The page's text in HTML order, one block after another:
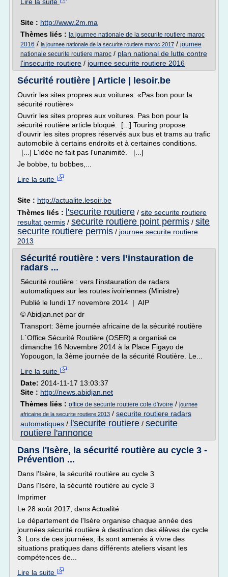
Site : http://www.2m.ma
Thèmes liés : la journee nationale de la securite routiere maroc
2016 / la journee nationale de la securite routiere maroc 2017 / journee
nationale securite routiere maroc / plan national de lutte contre
l'insecurite routiere / journee securite routiere 2016
Sécurité routière | Article | lesoir.be
Ouvrir les sites propres aux voitures: «Pas bon pour la
sécurité routière»
Ouvrir les sites propres aux voitures. Pas bon pour la
sécurité routière article bloqué. [...] Touring propose
d'ouvrir les sites propres réservés aux bus et trams au trafic
automobile à certains endroits et à certaines conditions.
[...] L'idée ne fait pas l'unanimité. [...]
Je bobbe, tu bobbes,...
Lire la suite
Site : http://actualite.lesoir.be
Thèmes liés :
l'securite routiere / site securite routiere
resultat permis / securite routiere point permis / site
securite routiere permis / journee securite routiere
2013
Sécurité routière : vers l’instauration de
radars ...
Sécurité routière : vers l'instauration de radars
automatiques sur les routes ivoiriennes (Ministre)
Publié le lundi 17 novembre 2014 | AIP
© Abidjan.net par dr
Transport: 3ème journée africaine de la sécurité routière
L`Office Sécurité Routière (OSER) a organisé ce
dimanche 16 Novembre 2014 à la Place Figayo de
Yopougon, la 3ème journée de la sécurité Routière. Le...
Lire la suite
Date: 2014-11-17 13:03:37
Site : http://news.abidjan.net
Thèmes liés : office de securite routiere cote d'ivoire / journee
africaine de la securite routiere 2013 / securite routiere radars
automatiques / l'securite routiere / securite
routiere l'annonce
Dans l'Isère, la sécurité routière au cycle 3 -
Prévention ...
Dans l'Isère, la sécurité routière au cycle 3
Dans l'Isère, la sécurité routière au cycle 3
Imprimer
Le 28 août 2017, dans Actualité
Le département de l'Isère organise chaque année des
journées sécurité routière à destination des élèves de cycle
3. Lors de ces journées, ils sont amenés à vivre des
situations pratiques dans différents ateliers visant les
compétences de...
Lire la suite